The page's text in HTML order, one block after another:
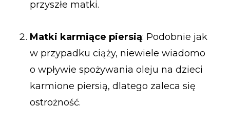
przyszłe matki.
Matki karmiące piersią: Podobnie jak
w przypadku ciąży, niewiele wiadomo
o wpływie spożywania oleju na dzieci
karmione piersią, dlatego zaleca się
ostrożność.